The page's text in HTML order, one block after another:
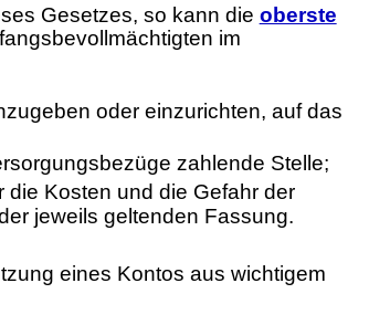
Gesetzes, so kann die oberste
im
oder einzurichten, auf das
zahlende Stelle;
Kosten und die Gefahr der
jeweils geltenden Fassung.
eines Kontos aus wichtigem